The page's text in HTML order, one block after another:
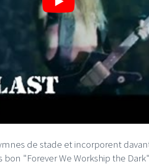
de stade et incorporent
bon "Forever We Workship the